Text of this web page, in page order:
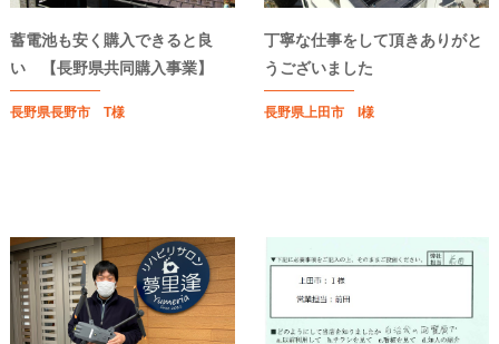
蓄電池も安く購入できると良
い 【長野県共同購入事業】
長野県長野市 T様
丁寧な仕事をして頂きありがと
うございました
長野県上田市 I様